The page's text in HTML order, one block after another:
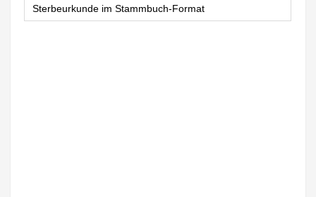
Sterbeurkunde im Stammbuch-Format